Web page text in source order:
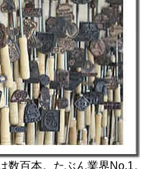
数百本。たぶん業界No.1。